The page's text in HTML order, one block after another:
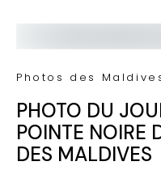
Photos des
PHOTO DU
POINTE NOIRE
DES MALDIVES